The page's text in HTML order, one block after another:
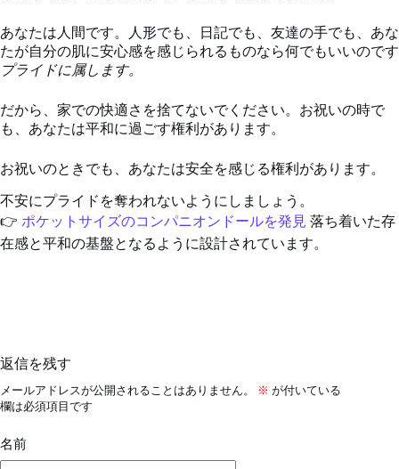
あなたは人間です。人形でも、日記でも、友達の手でも、あな
たが自分の肌に安心感を感じられるものなら何でもいいのです
プライドに属します。
だから、家での快適さを捨てないでください。お祝いの時で
も、あなたは平和に過ごす権利があります。
お祝いのときでも、あなたは安全を感じる権利があります。
不安にプライドを奪われないようにしましょう。
👉 ポケットサイズのコンパニオンドールを発見 落ち着いた存
在感と平和の基盤となるように設計されています。
返信を残す
メールアドレスが公開されることはありません。 ※ が付いている
欄は必須項目です
名前